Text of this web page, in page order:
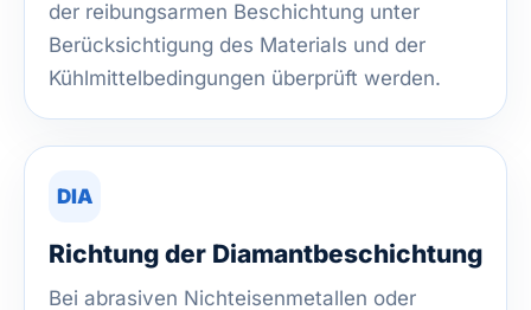
der reibungsarmen Beschichtung unter
Berücksichtigung des Materials und der
Kühlmittelbedingungen überprüft werden.
DIA
Richtung der Diamantbeschichtung
Bei abrasiven Nichteisenmetallen oder